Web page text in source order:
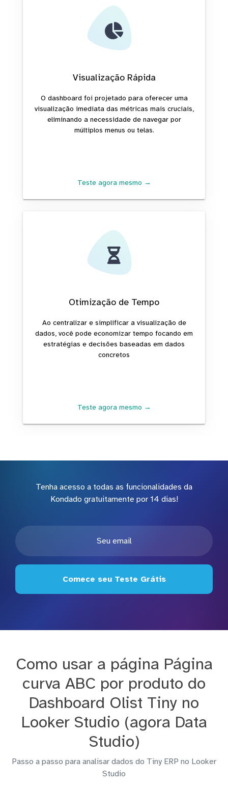
Visualização Rápida
O dashboard foi projetado para oferecer uma
visualização imediata das métricas mais cruciais,
eliminando a necessidade de navegar por
múltiplos menus ou telas.
Teste agora mesmo →
Otimização de Tempo
Ao centralizar e simplificar a visualização de
dados, você pode economizar tempo focando em
estratégias e decisões baseadas em dados
concretos
Teste agora mesmo →
Tenha acesso a todas as funcionalidades da
Kondado gratuitamente por 14 dias!
Comece seu Teste Grátis
Como usar a página Página
curva ABC por produto do
Dashboard Olist Tiny no
Looker Studio (agora Data
Studio)
Passo a passo para analisar dados do Tiny ERP no Looker
Studio